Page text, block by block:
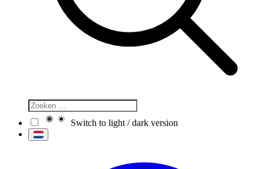
Switch to light / dark version